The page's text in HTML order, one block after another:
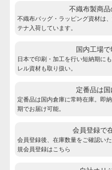
不織布製商
不織布バッグ・ラッピング資材は
テナ入荷しています。
国内工場
日本で印刷・加工を行い短納期に
レル資材も取り扱い。
定番品は国
定番品は国内倉庫に常時在庫。即
期でお届け可能。
会員登録で
会員登録後、在庫数量をご確認い
規会員登録はこちら